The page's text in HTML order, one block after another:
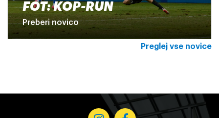
FOT: KOP-RUN
Preberi novico
Preglej vse novice